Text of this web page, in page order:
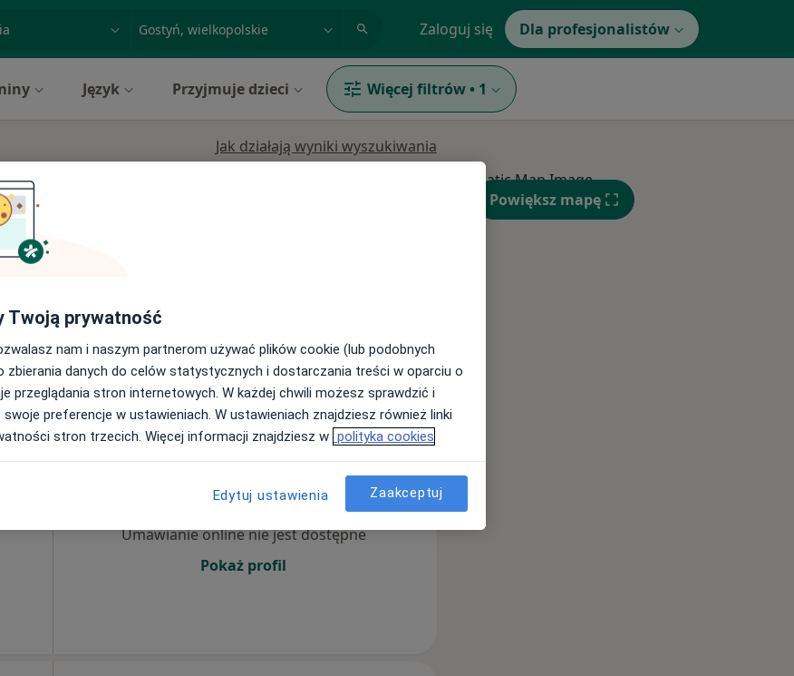
miasto lub dzielnica Zaloguj się Dla profesjonalistów
Język Przyjmuje dzieci Więcej filtrów • 1
Jak działają wyniki wyszukiwania
Śr, Czw,
Umawianie online nie jest dostępne
Pokaż profil
Powiększ mapę
Twoją prywatność
nam i naszym partnerom używać plików cookie (lub podobnych
zbierania danych do celów statystycznych i dostarczania treści w oparciu o
przeglądania stron internetowych. W każdej chwili możesz sprawdzić i
preferencje w ustawieniach. W ustawieniach znajdziesz również linki
stron trzecich. Więcej informacji znajdziesz w polityka cookies
Edytuj ustawienia Zaakceptuj